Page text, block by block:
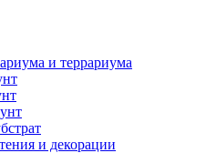
и террариума
и декорации